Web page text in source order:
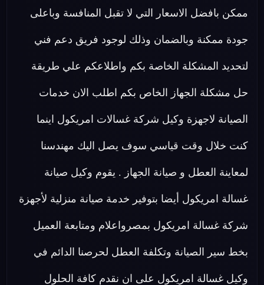
ممكن بافضل الاسعار التي لا تقبل المنافسة وباعلى
جودة ممكنة وبالضمان وذلك لوجود فريق دعم فني
لتحديد المشكلة الخاصة بكم واطلاعكم علي طريقة
حل مشكلة الجهاز الخاص بكم اطلب الان خدمات
الصيانة لاجهزة وكيل شركة غسالات امريكول اينما
كنت خلال وقت قياسي سوف يصل اليك مهندسنا
لمعاينة العطل و صيانة الجهاز . يقوم وكيل صيانة
غسالة امريكول أيضا بتوفير خدمة صيانة منزلية لأجهزة
شركة غسالة امريكول بمصرواعلام ومتابعة العميل
بخط سير الصيانة وتكلفة العطل لحرصنا الدائم في
وكيل غسالة امريكول على ان نقدم كافة الحلول